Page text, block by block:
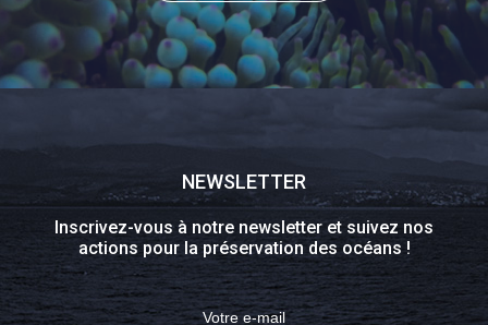
NEWSLETTER
Inscrivez-vous à notre newsletter et suivez nos
actions pour la préservation des océans !